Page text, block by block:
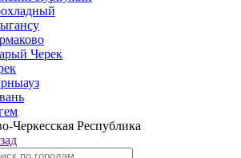
Черек
Черкесская Республика